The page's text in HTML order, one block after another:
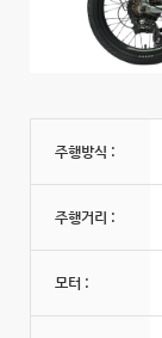
주행방식 :
주행거리 :
모터 :